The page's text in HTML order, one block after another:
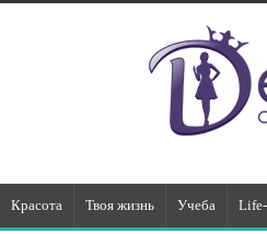
Красота Твоя жизнь Учеба